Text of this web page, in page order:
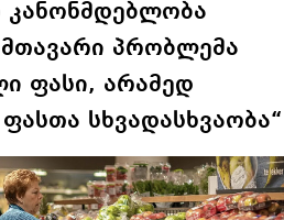
სიჩაუქით და
თავგანწირვით
კანონმდებლობა
პრობლემა
ფასი, არამედ
სხვადასხვაობა“